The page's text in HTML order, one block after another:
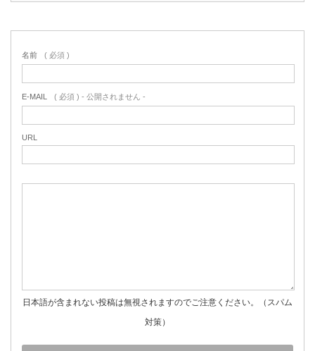
名前 ( 必須 )
E-MAIL ( 必須 ) - 公開されません -
URL
日本語が含まれない投稿は無視されますのでご注意ください。（スパム
対策）